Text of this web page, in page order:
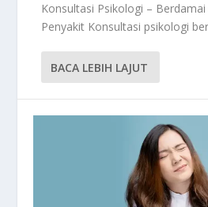
Konsultasi Psikologi –
Penyakit Konsultasi psikologi
BACA LEBIH LAJUT